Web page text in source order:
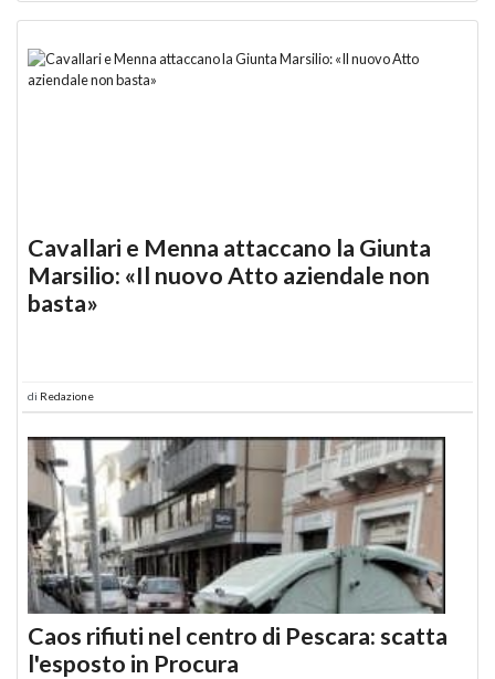
Cavallari e Menna attaccano la Giunta
Marsilio: «Il nuovo Atto aziendale non
basta»
di Redazione
Caos rifiuti nel centro di Pescara: scatta
l'esposto in Procura